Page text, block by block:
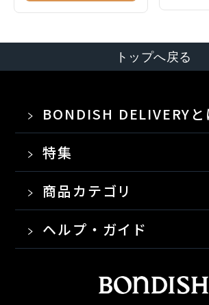
トップへ戻る
BONDISH DELIVERYと
特集
商品カテゴリ
ヘルプ・ガイド